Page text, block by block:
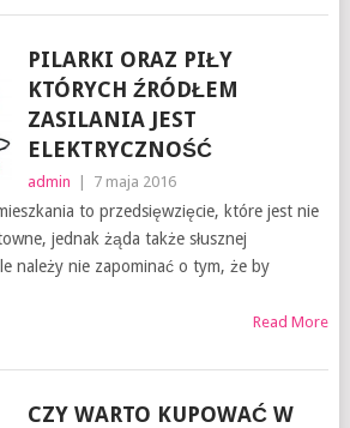
PILARKI ORAZ PIŁY
KTÓRYCH ŹRÓDŁEM
ZASILANIA JEST
ELEKTRYCZNOŚĆ
admin 7 maja 2016
to przedsięwzięcie, które jest nie
jednak żąda także słusznej
należy nie zapominać o tym, że by
Read More
CZY WARTO KUPOWAĆ W